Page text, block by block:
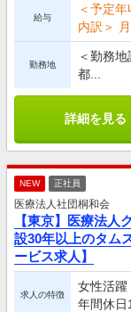
給与
＜予定
内訳＞
勤務地
＜勤務
都...
詳細を見る
NEW 正社員
医療法人社団桐和会
【東京】医療法
設30年以上のタム
ービス求人】
求人の特徴
女性活躍
年間休日